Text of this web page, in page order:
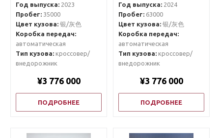
Год выпуска:2023
Пробег:35000
Цвет кузова:银/灰色
Коробка передач:
автоматическая
Тип кузова:кроссовер/
внедорожник
¥3 776 000
ПОДРОБНЕЕ
Год выпуска:2024
Пробег:63000
Цвет кузова:银/灰色
Коробка передач:
автоматическая
Тип кузова:кроссовер/
внедорожник
¥3 776 000
ПОДРОБНЕЕ